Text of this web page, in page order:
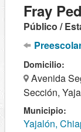
Fray
Público /
Domicilio:
Avenida
Sección,
Municipio:
Yajalón,